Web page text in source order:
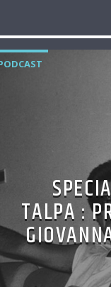
TALPA :